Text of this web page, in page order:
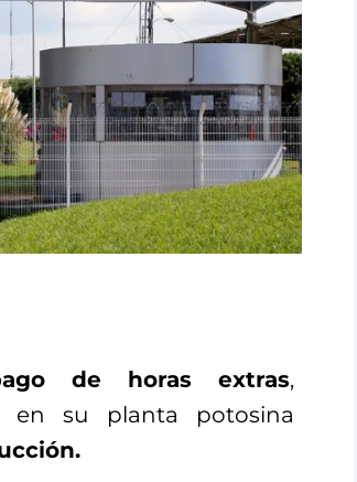
de horas extras,
en su planta potosina